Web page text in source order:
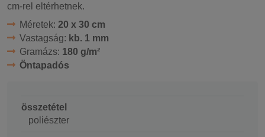
cm-rel eltérhetnek.
Méretek: 20 x 30 cm
Vastagság: kb. 1 mm
Gramázs: 180 g/m²
Öntapadós
összetétel
poliészter